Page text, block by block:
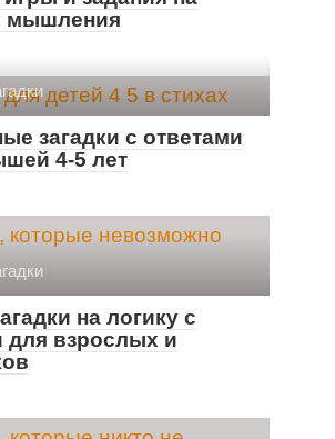
мышления
загадки с ответами
4-5 лет
на логику с
для взрослых и